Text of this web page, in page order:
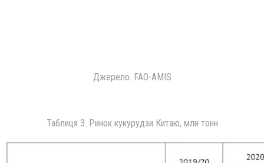
Джерело. FAO-AMIS
Таблиця 3. Ринок кукурудзи Китаю, млн тонн